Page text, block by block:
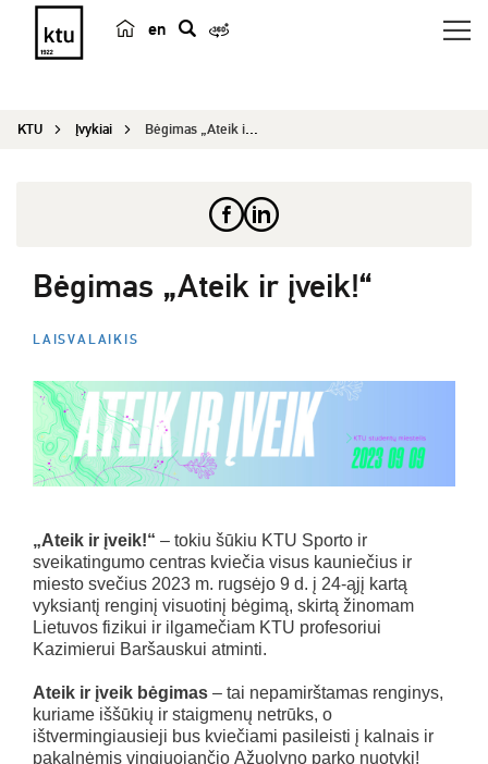
en
e
KTU Įvykiai Bėgimas „Ateik ir įveik!“
Bėgimas „Ateik ir įveik!“
LAISVALAIKIS
„Ateik ir įveik!“ – tokiu šūkiu KTU Sporto ir
sveikatingumo centras kviečia visus kauniečius ir
miesto svečius 2023 m. rugsėjo 9 d. į 24-ąjį kartą
vyksiantį renginį visuotinį bėgimą, skirtą žinomam
Lietuvos fizikui ir ilgamečiam KTU profesoriui
Kazimierui Baršauskui atminti.
Ateik ir įveik bėgimas – tai nepamirštamas renginys,
kuriame iššūkių ir staigmenų netrūks, o
ištvermingiausieji bus kviečiami pasileisti į kalnais ir
pakalnėmis vingiuojančio Ąžuolyno parko nuotykį!